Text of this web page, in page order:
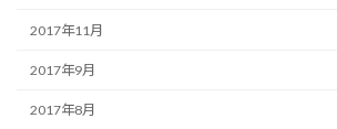
2017年11月
2017年9月
2017年8月